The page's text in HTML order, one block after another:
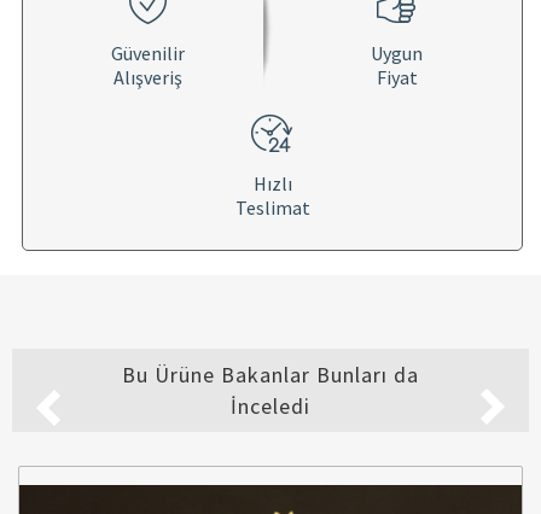
Güvenilir
Alışveriş
Uygun
Fiyat
Hızlı
Teslimat
Bu Ürüne Bakanlar Bunları da
İnceledi